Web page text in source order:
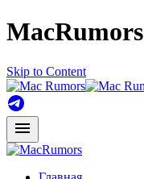
MacRumors
Skip to Content